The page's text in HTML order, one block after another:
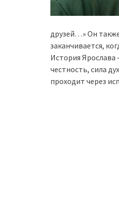
друзей…» Он
заканчивается,
История Ярослава
честность, сила
проходит через